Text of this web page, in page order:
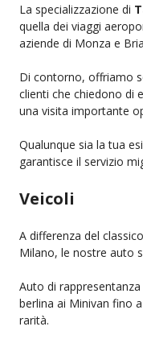
La specializzazione di
quella dei viaggi
aziende di Monza e
Di contorno, offriamo
clienti che chiedono di
una visita importante
Qualunque sia la tua
garantisce il servizio
Veicoli
A differenza del
Milano, le nostre auto
Auto di
berlina ai Minivan fino
rarità.